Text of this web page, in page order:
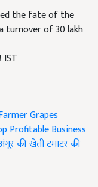
the fate of the
turnover of 30 lakh
IST
Grapes
Profitable Business
की खेतीटमाटर की